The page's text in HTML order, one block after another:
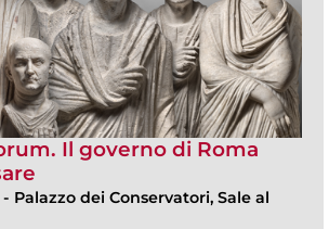
Il governo di Roma
- Palazzo dei Conservatori, Sale al